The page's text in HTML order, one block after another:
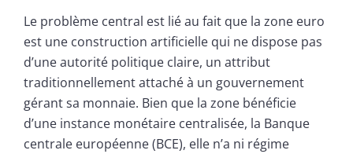
Le problème central est lié au fait que la zone euro
est une construction artificielle qui ne dispose pas
d’une autorité politique claire, un attribut
traditionnellement attaché à un gouvernement
gérant sa monnaie. Bien que la zone bénéficie
d’une instance monétaire centralisée, la Banque
centrale européenne (BCE), elle n’a ni régime